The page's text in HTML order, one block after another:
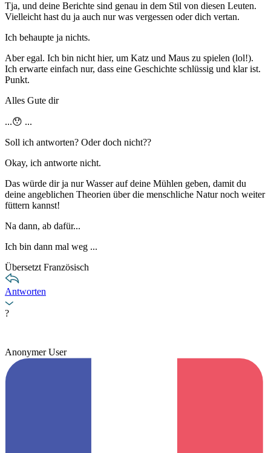
Tja, und deine Berichte sind genau in dem Stil von diesen Leuten.
Vielleicht hast du ja auch nur was vergessen oder dich vertan.
Ich behaupte ja nichts.
Aber egal. Ich bin nicht hier, um Katz und Maus zu spielen (lol!).
Ich erwarte einfach nur, dass eine Geschichte schlüssig und klar ist.
Punkt.
Alles Gute dir
...😯 ...
Soll ich antworten? Oder doch nicht??
Okay, ich antworte nicht.
Das würde dir ja nur Wasser auf deine Mühlen geben, damit du
deine angeblichen Theorien über die menschliche Natur noch weiter
füttern kannst!
Na dann, ab dafür...
Ich bin dann mal weg ...
Übersetzt Französisch
Antworten
?
Anonymer User